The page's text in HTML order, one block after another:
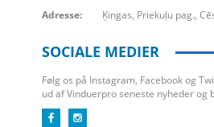
Adresse:
Ķingas, Priekuļu pag.,
SOCIALE MEDIER
Følg os på Instagram, Facebook og
ud af Vinduerpro seneste nyheder og